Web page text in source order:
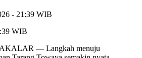
- 21:39 WIB
WIB
— Langkah menuju